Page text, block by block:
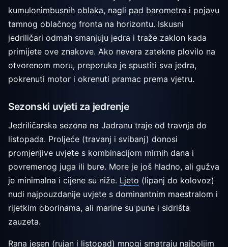
kumulonimbusnih oblaka, nagli pad barometra i pojavu
tamnog oblačnog fronta na horizontu. Iskusni
jedriličari odmah smanjuju jedra i traže zaklon kada
primijete ove znakove. Ako nevera zatekne plovilo na
otvorenom moru, preporuka je spustiti sva jedra,
pokrenuti motor i okrenuti pramac prema vjetru.
Sezonski uvjeti za jedrenje
Jedriličarska sezona na Jadranu traje od travnja do
listopada. Proljeće (travanj i svibanj) donosi
promjenjive uvjete s kombinacijom mirnih dana i
povremenog juga ili bure. More je još hladno, ali gužva
je minimalna i cijene su niže. Ljeto (lipanj do kolovoz)
nudi najpouzdanije uvjete s dominantnim maestralom i
rijetkim oborinama, ali marine su pune i sidrišta
zauzeta.
Rana jesen (rujan i listopad) mnogi smatraju najboljim